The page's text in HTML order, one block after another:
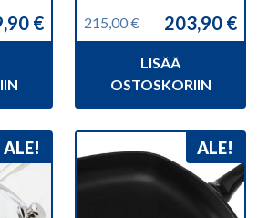
€
215,00€
Alkuperäinen
215,00 €.
203,90 €
Nykyinen
203,90 €.
LISÄÄ
OSTOSKORIIN
ALE! ALE!